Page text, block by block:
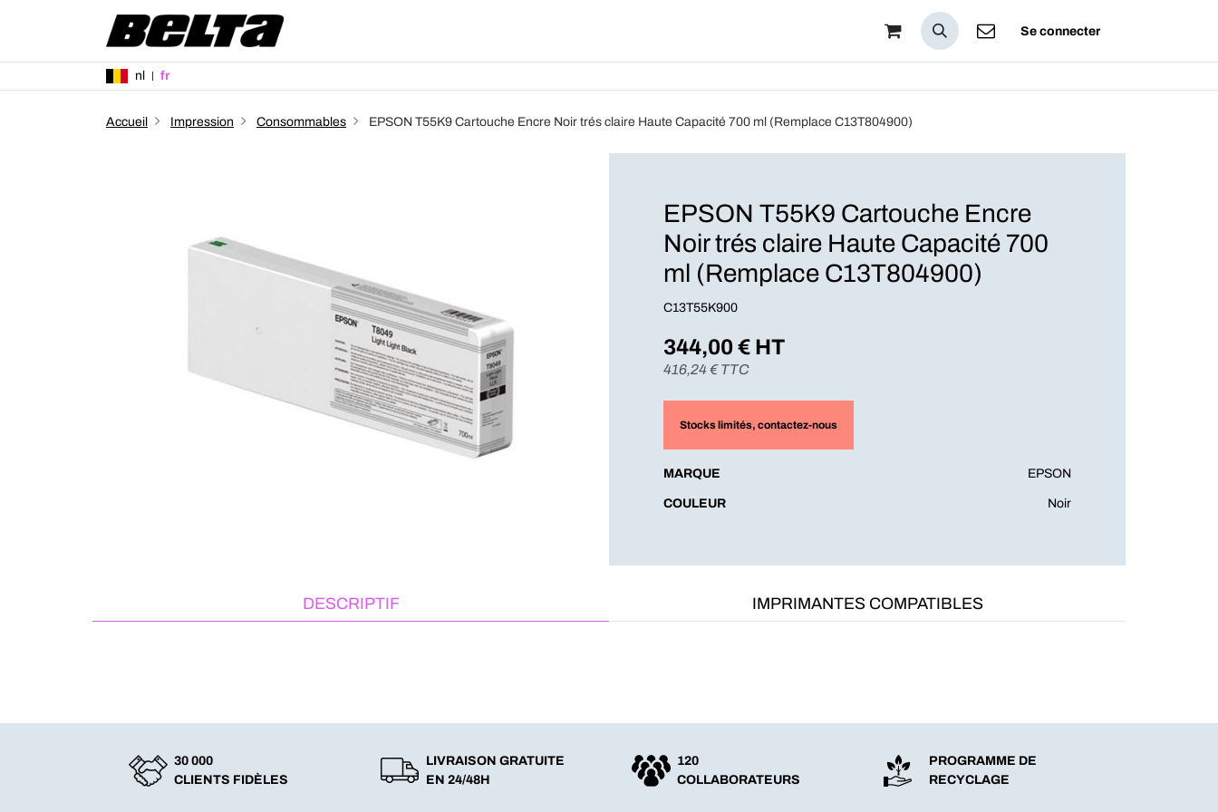
Se connecter
nl fr
Accueil Impression Consommables EPSON T55K9 Cartouche Encre Noir trés claire Haute Capacité 700 ml (Remplace C13T804900)
EPSON T55K9 Cartouche Encre
Noir trés claire Haute Capacité 700
ml (Remplace C13T804900)
C13T55K900
344,00€ HT
416,24€ TTC
Stocks limités, contactez-nous
MARQUE EPSON
COULEUR Noir
DESCRIPTIF IMPRIMANTES COMPATIBLES
30 000
CLIENTS FIDÈLES
LIVRAISON GRATUITE
EN 24/48H
120
COLLABORATEURS
PROGRAMME DE
RECYCLAGE